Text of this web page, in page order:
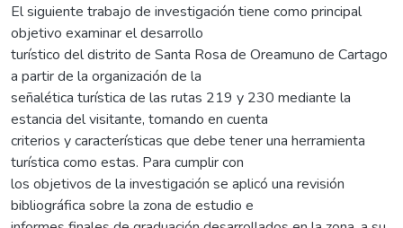
El siguiente trabajo de investigación tiene como principal
objetivo examinar el desarrollo
turístico del distrito de Santa Rosa de Oreamuno de Cartago
a partir de la organización de la
señalética turística de las rutas 219 y 230 mediante la
estancia del visitante, tomando en cuenta
criterios y características que debe tener una herramienta
turística como estas. Para cumplir con
los objetivos de la investigación se aplicó una revisión
bibliográfica sobre la zona de estudio e